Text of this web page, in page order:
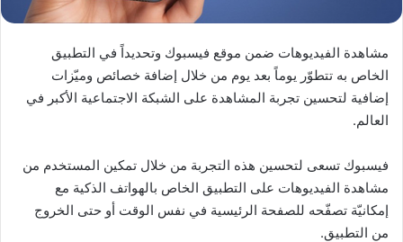
مشاهدة الفيديوهات ضمن موقع فيسبوك وتحديداً في التطبيق
الخاص به تتطوّر يوماً بعد يوم من خلال إضافة خصائص وميّزات
إضافية لتحسين تجربة المشاهدة على الشبكة الاجتماعية الأكبر في
العالم.
فيسبوك تسعى لتحسين هذه التجربة من خلال تمكين المستخدم من
مشاهدة الفيديوهات على التطبيق الخاص بالهواتف الذكية مع
إمكانيّة تصفّحه للصفحة الرئيسية في نفس الوقت أو حتى الخروج
من التطبيق.